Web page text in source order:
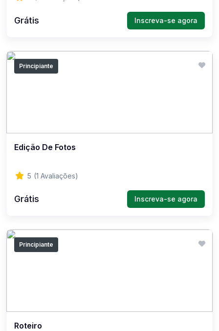
Grátis Inscreva-se agora
Principiante
Edição De Fotos
5 (1 Avaliações)
Grátis Inscreva-se agora
Principiante
Roteiro